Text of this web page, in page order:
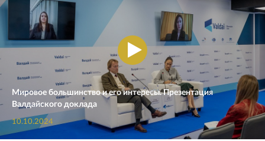
Мировое большинство и его интересы. Презентация
Валдайского доклада
10.10.2024